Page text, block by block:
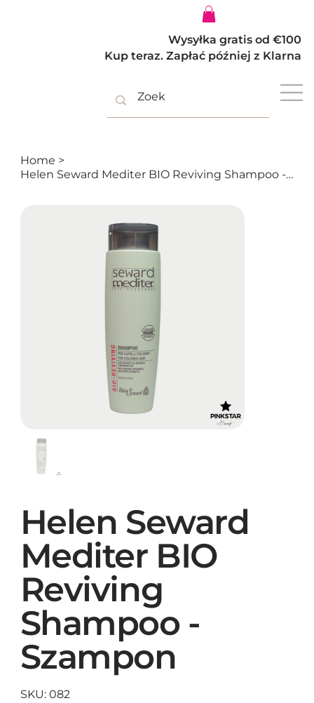
Wysyłka gratis od €100
Kup teraz. Zapłać później z Klarna
Home >
Helen Seward Mediter BIO Reviving Shampoo - Szampon
Helen Seward
Mediter BIO
Reviving
Shampoo -
Szampon
SKU: SKU
082
082